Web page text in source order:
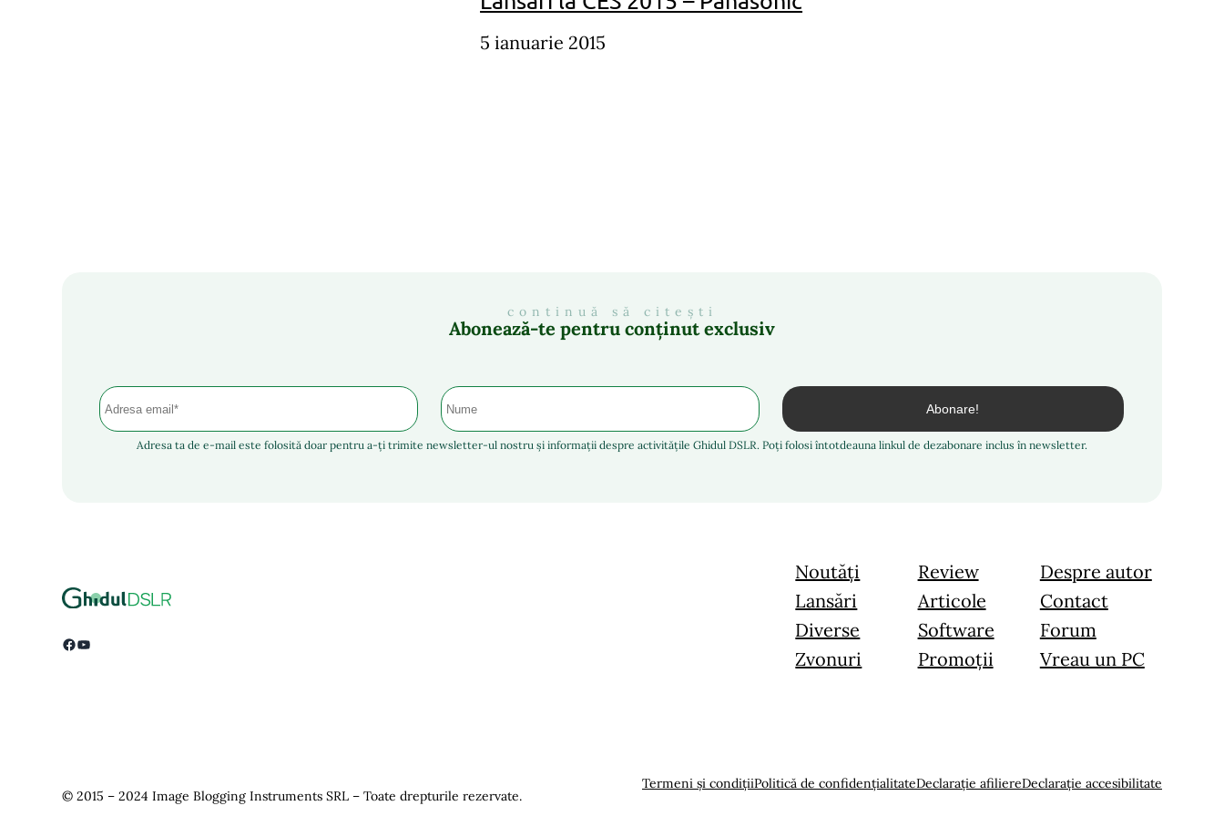
5 ianuarie 2015
continuă să citești
Abonează-te pentru conținut exclusiv
Adresa ta de e-mail este folosită doar pentru a-ți trimite newsletter-ul nostru și informații despre activitățile Ghidul DSLR. Poți folosi întotdeauna linkul de dezabonare inclus în newsletter.
Facebook YouTube
Noutăți
Lansări
Diverse
Zvonuri
Review
Articole
Software
Promoții
Despre autor
Contact
Forum
Vreau un PC
© 2015 – 2024 Image Blogging Instruments SRL – Toate drepturile rezervate.
Termeni și condițiiPolitică de confidențialitateDeclarație afiliereDeclarație accesibilitate